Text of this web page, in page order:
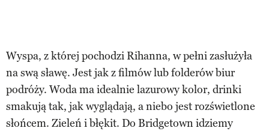
Wyspa, z której pochodzi Rihanna, w pełni zasłużyła
na swą sławę. Jest jak z filmów lub folderów biur
podróży. Woda ma idealnie lazurowy kolor, drinki
smakują tak, jak wyglądają, a niebo jest rozświetlone
słońcem. Zieleń i błękit. Do Bridgetown idziemy